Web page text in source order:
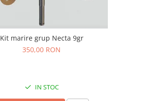
Kit marire grup Necta 9gr
350,00 RON
IN STOC